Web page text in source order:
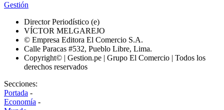
Gestión
Director Periodístico (e)
VÍCTOR MELGAREJO
© Empresa Editora El Comercio S.A.
Calle Paracas #532, Pueblo Libre, Lima.
Copyright© | Gestion.pe | Grupo El Comercio | Todos los
derechos reservados
Secciones:
Portada -
Economía -